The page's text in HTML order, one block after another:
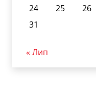
24
25 26
31
« Лип